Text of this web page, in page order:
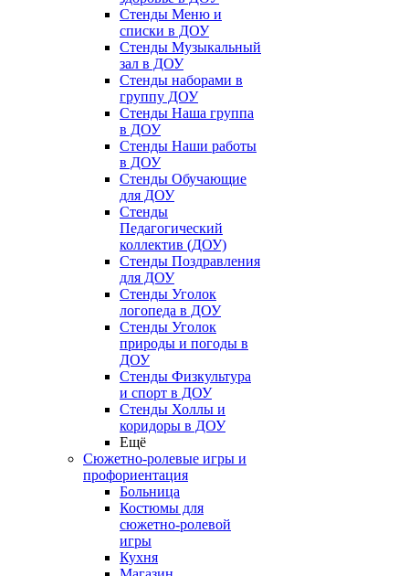
Стенды Меню и
списки в ДОУ
Стенды Музыкальный
зал в ДОУ
Стенды наборами в
группу ДОУ
Стенды Наша группа
в ДОУ
Стенды Наши работы
в ДОУ
Стенды Обучающие
для ДОУ
Стенды
Педагогический
коллектив (ДОУ)
Стенды Поздравления
для ДОУ
Стенды Уголок
логопеда в ДОУ
Стенды Уголок
природы и погоды в
ДОУ
Стенды Физкультура
и спорт в ДОУ
Стенды Холлы и
коридоры в ДОУ
Ещё
Сюжетно-ролевые игры и
профориентация
Больница
Костюмы для
сюжетно-ролевой
игры
Кухня